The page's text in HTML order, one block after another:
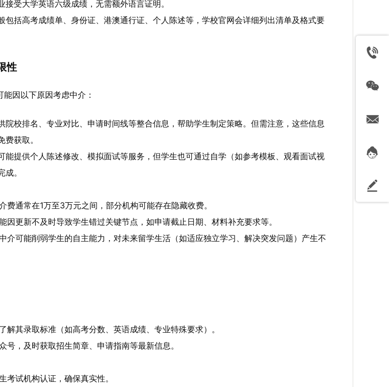
受大学英语六级成绩，无需额外语言证明。
包括高考成绩单、身份证、港澳通行证、个人陈述等，学校官网会详细列出清单及格式要
性
因以下原因考虑中介：
院校排名、专业对比、申请时间线等整合信息，帮助学生制定策略。但需注意，这些信息
获取。
能提供个人陈述修改、模拟面试等服务，但学生也可通过自学（如参考模板、观看面试视
。
费通常在1万至3万元之间，部分机构可能存在隐藏收费。
因更新不及时导致学生错过关键节点，如申请截止日期、材料补充要求等。
介可能削弱学生的自主能力，对未来留学生活（如适应独立学习、解决突发问题）产生不
解其录取标准（如高考分数、英语成绩、专业特殊要求）。
号，及时获取招生简章、申请指南等最新信息。
考试机构认证，确保真实性。